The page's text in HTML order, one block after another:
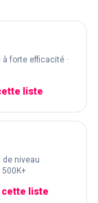
à forte efficacité ·
liste
de niveau
500K+
cette liste